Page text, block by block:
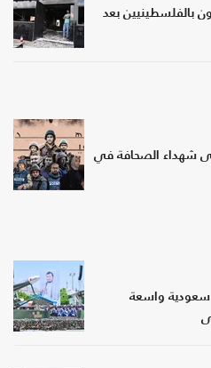
بالفلسطينيين بعد
على شهداء الصحافة في
سعودية واسعة